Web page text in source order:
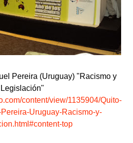
Pereira (Uruguay) "Racismo y
Legislación"
content/view/1135904/Quito-
Uruguay-Racismo-y-
top